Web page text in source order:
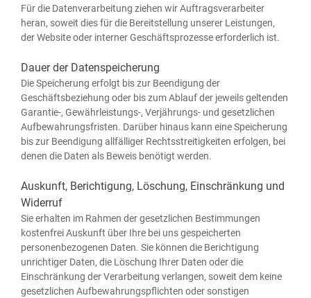
Für die Daten­ver­ar­bei­tung zie­hen wir Auf­trags­ver­ar­bei­ter
her­an, soweit dies für die Bereit­stel­lung unse­rer Leis­tun­gen,
der Web­site oder inter­ner Geschäfts­pro­zes­se erfor­der­lich ist.
Dauer der Datenspeicherung
Die Spei­che­rung erfolgt bis zur Been­di­gung der
Geschäfts­be­zie­hung oder bis zum Ablauf der jeweils gel­ten­den
Garantie‑, Gewährleistungs‑, Ver­jäh­rungs- und gesetz­li­chen
Auf­be­wah­rungs­fris­ten. Dar­über hin­aus kann eine Spei­che­rung
bis zur Been­di­gung all­fäl­li­ger Rechts­strei­tig­kei­ten erfol­gen, bei
denen die Daten als Beweis benö­tigt werden.
Auskunft, Berichtigung, Löschung, Einschränkung und
Widerruf
Sie erhal­ten im Rah­men der gesetz­li­chen Bestim­mun­gen
kos­ten­frei Aus­kunft über Ihre bei uns gespei­cher­ten
per­so­nen­be­zo­ge­nen Daten. Sie kön­nen die Berich­ti­gung
unrich­ti­ger Daten, die Löschung Ihrer Daten oder die
Ein­schrän­kung der Ver­ar­bei­tung ver­lan­gen, soweit dem kei­ne
gesetz­li­chen Auf­be­wah­rungs­pflich­ten oder sons­ti­gen